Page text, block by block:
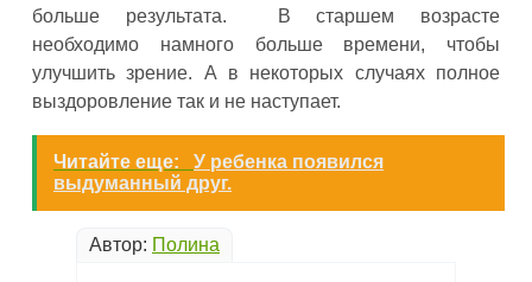
больше результата. В старшем возрасте
необходимо намного больше времени, чтобы
улучшить зрение. А в некоторых случаях полное
выздоровление так и не наступает.
Читайте еще:
У ребенка появился
выдуманный друг.
Автор: Полина